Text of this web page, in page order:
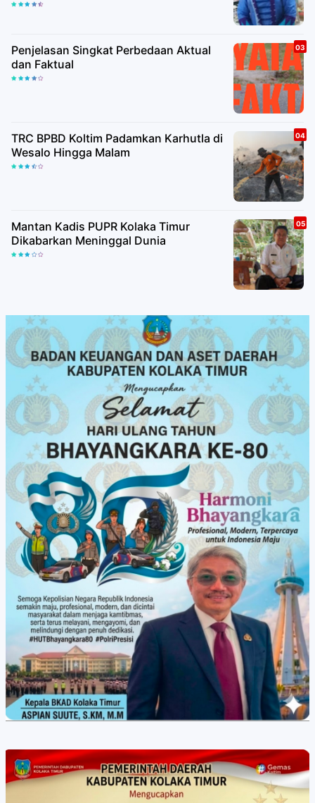
Penjelasan Singkat Perbedaan Aktual
dan Faktual
TRC BPBD Koltim Padamkan Karhutla di
Wesalo Hingga Malam
Mantan Kadis PUPR Kolaka Timur
Dikabarkan Meninggal Dunia